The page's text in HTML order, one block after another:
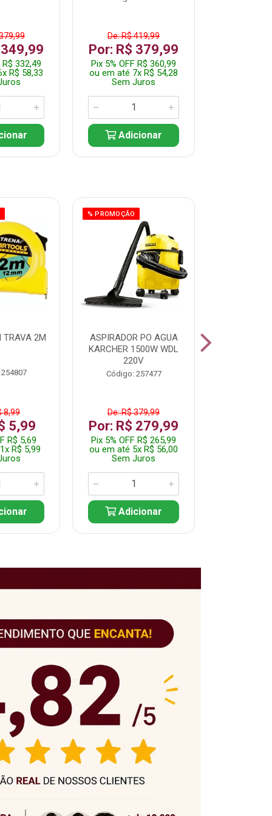
R$ 332,49
R$ 58,33
De: R$ 419,99
Por: R$ 379,99
Pix 5% OFF R$ 360,99
ou em até 7x R$ 54,28
Sem Juros
Adicionar
TRAVA 2M
8,99
5,99
R$ 5,69
R$ 5,99
% PROMOÇÃO
ASPIRADOR PO AGUA
KARCHER 1500W WDL
220V
Código: 257477
De: R$ 379,99
Por: R$ 279,99
Pix 5% OFF R$ 265,99
ou em até 5x R$ 56,00
Sem Juros
Adicionar